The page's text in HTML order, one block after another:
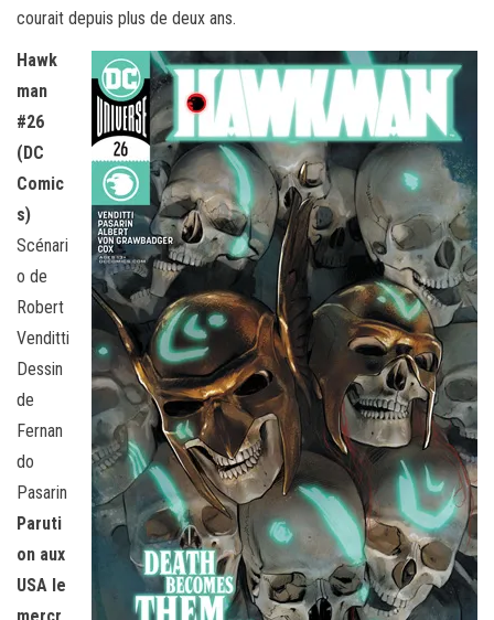
courait depuis plus de deux ans.
Hawk
man
#26
(DC
Comic
s)
Scénari
o de
Robert
Venditti
Dessin
de
Fernan
do
Pasarin
Paruti
on aux
USA le